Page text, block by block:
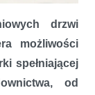
drzwi
możliwości
spełniającej
od